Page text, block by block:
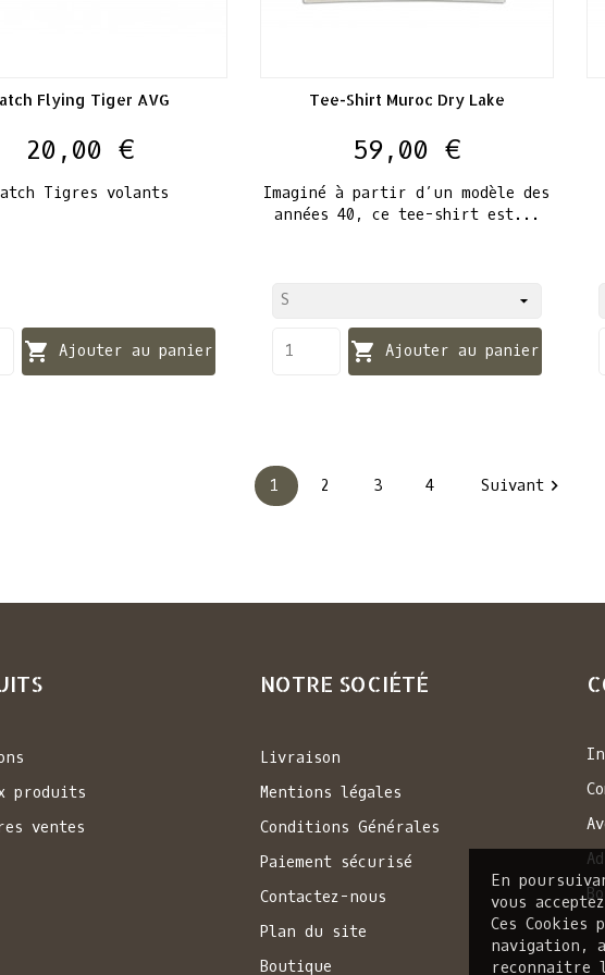
En
vous
Ces
navigation,
reconnaitre
Flying Tiger AVG
Prix
20,00 €
Tigres volants
 Ajouter au panier
Tee-Shirt Muroc Dry Lake
Prix
59,00 €
Imaginé à partir d’un modèle des
années 40, ce tee-shirt est...
 Ajouter au panier
1 2 3 4 Suivant
produits
ventes
NOTRE SOCIÉTÉ
Livraison
Mentions légales
Conditions Générales
Paiement sécurisé
Contactez-nous
Plan du site
Boutique